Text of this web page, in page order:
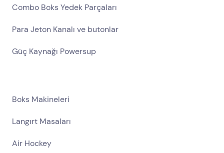
Combo Boks Yedek Parçaları
Para Jeton Kanalı ve butonlar
Güç Kaynağı Powersup
Boks Makineleri
Langırt Masaları
Air Hockey